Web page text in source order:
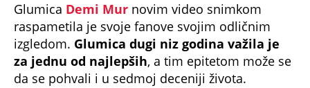
Glumica Demi Mur novim video snimkom
raspametila je svoje fanove svojim odličnim
izgledom. Glumica dugi niz godina važila je
za jednu od najlepših, a tim epitetom može se
da se pohvali i u sedmoj deceniji života.